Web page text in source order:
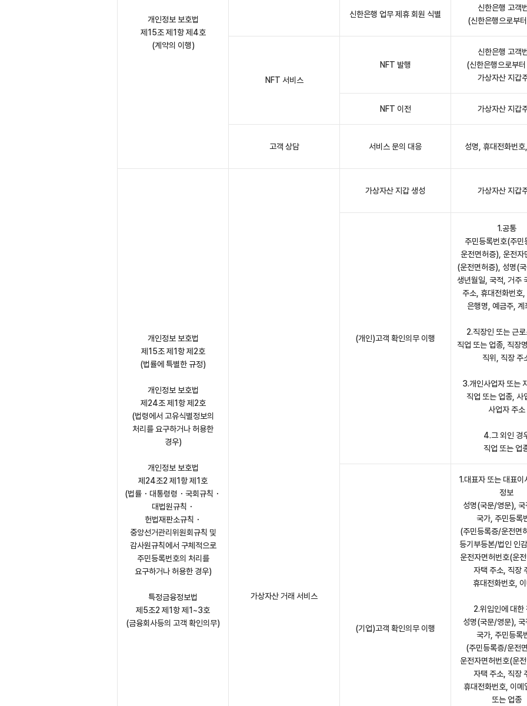
개인정보 보호법
제15조 제1항 제4호
(계약의 이행)
신한은행 업무 제휴 회원 식별
신한은행 고객
(신한은행으로부
NFT 서비스
NFT 발행
신한은행 고객
(신한은행으로부터
가상자산 지갑
NFT 이전 가상자산 지갑
고객 상담 서비스 문의 대응 성명, 휴대전화번
개인정보 보호법
제15조 제1항 제2호
(법률에 특별한 규정)
개인정보 보호법
제24조 제1항 제2호
(법령에서 고유식별정보의
처리를 요구하거나 허용한
경우)
개인정보 보호법
제24조2 제1항 제1호
(법률・대통령령・국회규칙・
대법원규칙・
헌법재판소규칙・
중앙선거관리위원회규칙 및
감사원규칙에서 구체적으로
주민등록번호의 처리를
요구하거나 허용한 경우)
특정금융정보법
제5조2 제1항 제1~3호
(금융회사등의 고객 확인의무)
가상자산 거래 서비스
가상자산 지갑 생성 가상자산 지갑
(개인)고객 확인의무 이행
1.공통
주민등록번호(주민
운전면허증), 운전자
(운전면허증), 성명(
생년월일, 국적, 거주
주소, 휴대전화번호,
은행명, 예금주, 계
2.직장인 또는 근
직업 또는 업종, 직장
직위, 직장 주
3.개인사업자 또는
직업 또는 업종, 사
사업자 주소
4.그 외인 경
직업 또는 업
(기업)고객 확인의무 이행
1.대표자 또는 대표이
정보
성명(국문/영문), 국
국가, 주민등록
(주민등록증/운전면
등기부등본/법인 인
운전자면허번호(운전
자택 주소, 직장
휴대전화번호,
2.위임인에 대한
성명(국문/영문), 국
국가, 주민등록
(주민등록증/운전
운전자면허번호(운전
자택 주소, 직장
휴대전화번호, 이메
또는 업종